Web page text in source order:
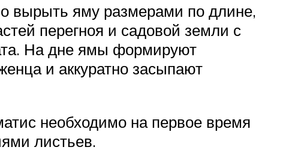
вырыть яму размерами по длине,
перегноя и садовой земли с
На дне ямы формируют
и аккуратно засыпают
необходимо на первое время
листьев.